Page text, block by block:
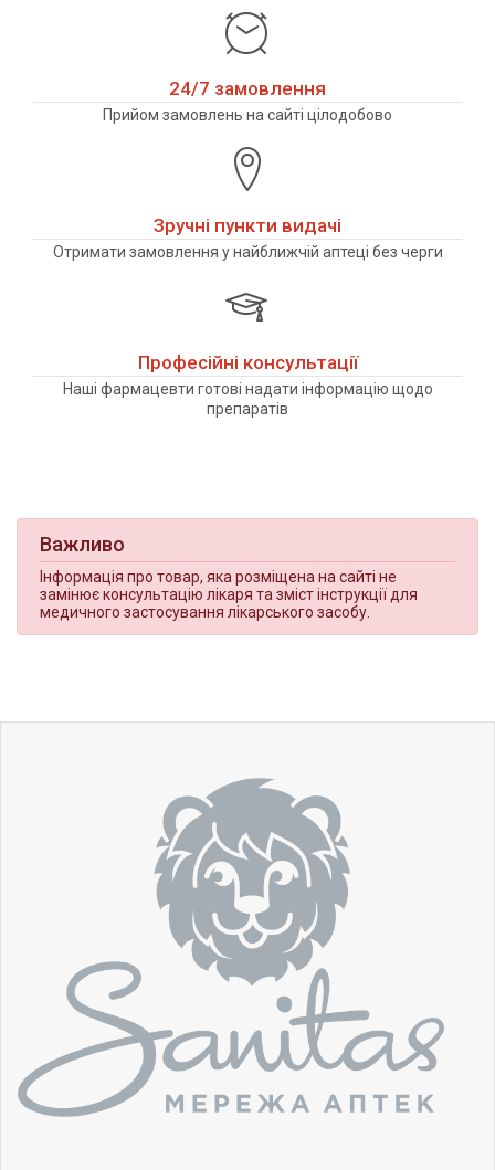
24/7 замовлення
Прийом замовлень на сайті цілодобово
Зручні пункти видачі
Отримати замовлення у найближчій аптеці без черги
Професійні консультації
Наші фармацевти готові надати інформацію щодо
препаратів
Важливо
Інформація про товар, яка розміщена на сайті не
замінює консультацію лікаря та зміст інструкції для
медичного застосування лікарського засобу.